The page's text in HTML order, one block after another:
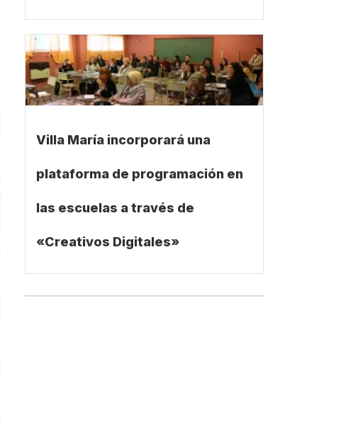
Villa María incorporará una
plataforma de programación en
las escuelas a través de
«Creativos Digitales»